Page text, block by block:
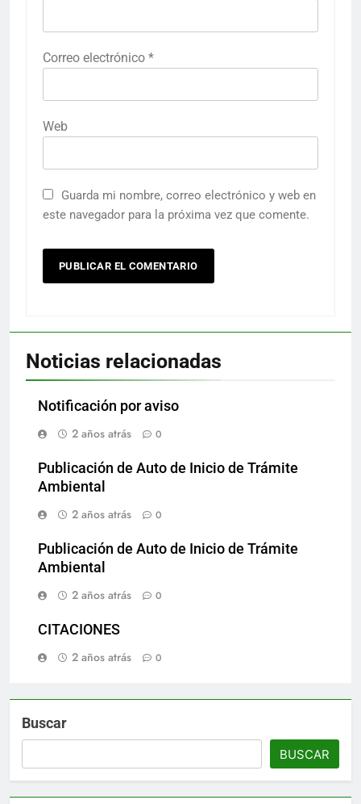
Correo electrónico *
Web
Guarda mi nombre, correo electrónico y web en
este navegador para la próxima vez que comente.
Noticias relacionadas
Notificación por aviso
2 años atrás
0
Publicación de Auto de Inicio de Trámite
Ambiental
2 años atrás
0
Publicación de Auto de Inicio de Trámite
Ambiental
2 años atrás
0
CITACIONES
2 años atrás
0
Buscar
BUSCAR